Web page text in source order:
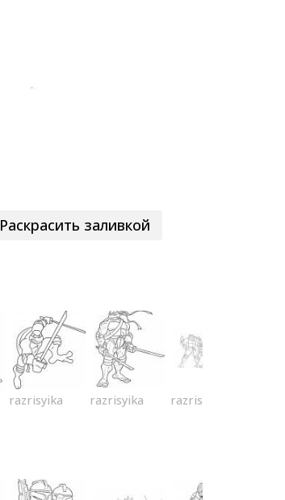
Раскрасить заливкой
razrisyika razrisyika razrisyika